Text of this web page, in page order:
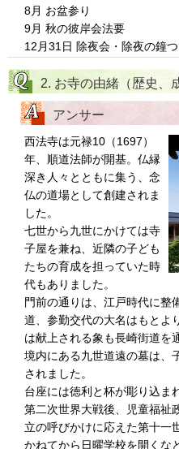
8月 お盆参り
9月 秋の彼岸会法要
12月31日 除夜会・除夜の鐘つ
2. お寺の由緒（歴史、
アンサー
西法寺は元禄10（1697）
年、順道法師が開基。仏縁
深き人々とともに集う、念
仏の道場として創建されま
した。
七世から九世にかけては寺
子屋を兼ね、近隣の子ども
たちの育成を担っていた時
代もありました。
門前の通りは、江戸時代に整
道、参勤交代の大名はもとよ
は献上される象も長崎街道を
境内にある九世道遠の墓は、
されました。
台座には徳利と杯が彫り込ま
第二次世界大戦後、児童福祉
立の呼びかけに応えた第十一
かねてから日曜学校を開くな